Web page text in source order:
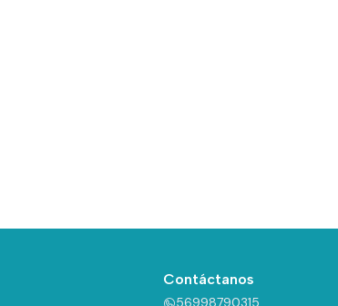
Contáctanos
56998790315